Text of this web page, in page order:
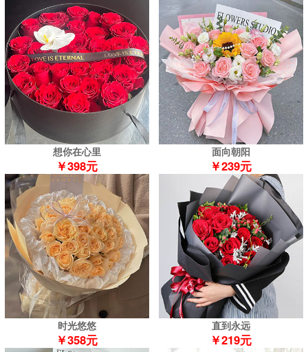
想你在心里
￥398元
面向朝阳
￥239元
时光悠悠
￥358元
直到永远
￥219元